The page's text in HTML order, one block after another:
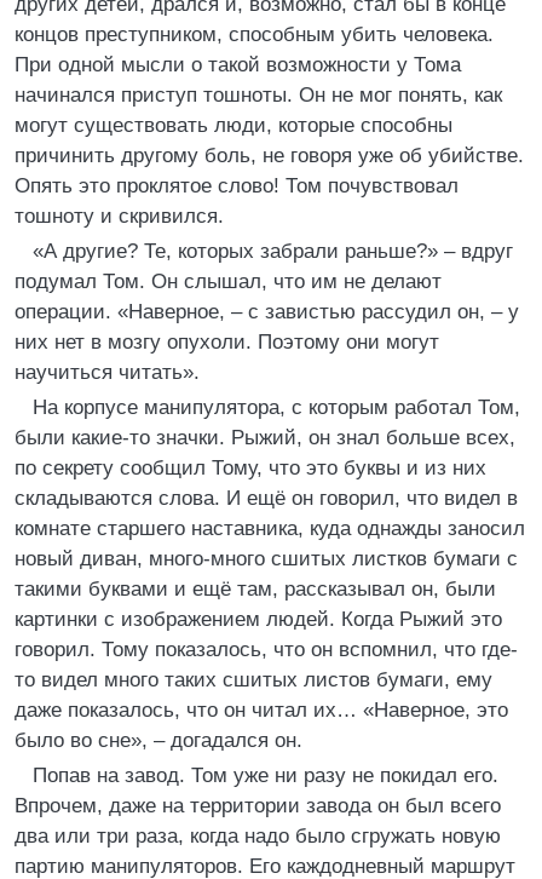
концов преступником, способным убить человека.
При одной мысли о такой возможности у Тома
начинался приступ тошноты. Он не мог понять, как
могут существовать люди, которые способны
причинить другому боль, не говоря уже об убийстве.
Опять это проклятое слово! Том почувствовал
тошноту и скривился.
«А другие? Те, которых забрали раньше?» – вдруг
подумал Том. Он слышал, что им не делают
операции. «Наверное, – с завистью рассудил он, – у
них нет в мозгу опухоли. Поэтому они могут
научиться читать».
На корпусе манипулятора, с которым работал Том,
были какие-то значки. Рыжий, он знал больше всех,
по секрету сообщил Тому, что это буквы и из них
складываются слова. И ещё он говорил, что видел в
комнате старшего наставника, куда однажды заносил
новый диван, много-много сшитых листков бумаги с
такими буквами и ещё там, рассказывал он, были
картинки с изображением людей. Когда Рыжий это
говорил. Тому показалось, что он вспомнил, что где-
то видел много таких сшитых листов бумаги, ему
даже показалось, что он читал их… «Наверное, это
было во сне», – догадался он.
Попав на завод. Том уже ни разу не покидал его.
Впрочем, даже на территории завода он был всего
два или три раза, когда надо было сгружать новую
партию манипуляторов. Его каждодневный маршрут